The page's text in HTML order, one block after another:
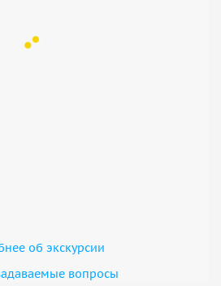
об экскурсии
вопросы